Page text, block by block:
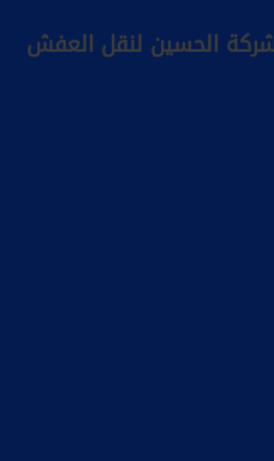
الحسين لنقل العفش